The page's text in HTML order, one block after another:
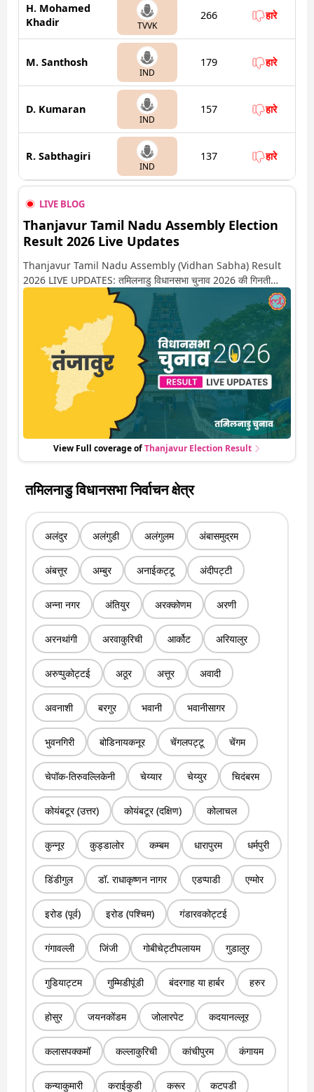
H. Mohamed
Khadir
TVVK
266 हारे
M. Santhosh
IND
179 हारे
D. Kumaran
IND
157 हारे
R. Sabthagiri
IND
137 हारे
LIVE BLOG
Thanjavur Tamil Nadu Assembly Election
Result 2026 Live Updates
Thanjavur Tamil Nadu Assembly (Vidhan Sabha) Result
2026 LIVE UPDATES: तमिलनाडु विधानसभा चुनाव 2026 की गिनती
अगले कुछ ही देर में शुरू होने वाली है. यहां देखें तंजावुर सीट पर कौन आगे-कौन
पीछे से लेकर किस तरफ जा रहें है रुझान. साथ ही पाइए इस सीट पर हो रही हर
एक हलचल की अपडेट वो भी रियल टाइम में
View Full coverage ofThanjavurElection Result
तमिलनाडु विधानसभा निर्वाचन क्षेत्र
अलंदुर अलंगुडी अलंगुलम अंबासमुद्रम
अंबत्तूर अम्बुर अनाईकट्टू अंदीपट्टी
अन्ना नगर अंतियुर अरक्कोणम अरणी
अरनथांगी अरवाकुरिची आर्कोट अरियालुर
अरुप्पुकोट्टई अठूर अत्तूर अवादी
अवनाशी बरगुर भवानी भवानीसागर
भुवनगिरी बोडिनायकनूर चेंगलपट्टू चेंगम
चेपॉक-तिरुवल्लिकेनी चेय्यार चेय्युर चिदंबरम
कोयंबटूर (उत्तर) कोयंबटूर (दक्षिण) कोलाचल
कुन्नूर कुड्डालोर कम्बम धारापुरम धर्मपुरी
डिंडीगुल डॉ. राधाकृष्णन नागर एडप्पाडी एग्मोर
इरोड (पूर्व) इरोड (पश्चिम) गंडारवकोट्टई
गंगावल्ली जिंजी गोबीचेट्टीपलायम गुडालुर
गुडियाट्टम गुम्मिडीपूंडी बंदरगाह या हार्बर हरुर
होसुर जयनकोंडम जोलारपेट कदयानल्लूर
कलासपक्कमॉ कल्लाकुरिची कांचीपुरम कंगायम
कन्याकुमारी कराईकुडी करूर कटपडी